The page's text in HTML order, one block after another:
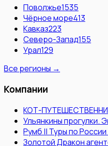
Поволжье1535
Чёрное море413
Кавказ223
Северо-Запад155
Урал129
Все регионы →
Компании
КОТ-
Ульянкины прогулки.
Румб || Туры по России
Золотой Дракон